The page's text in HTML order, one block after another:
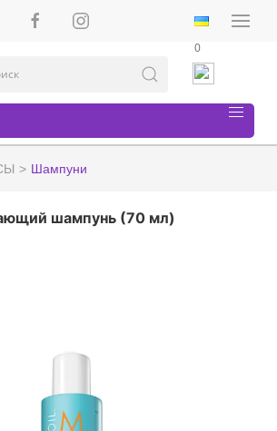
0
Шампуни
шампунь (70 мл)